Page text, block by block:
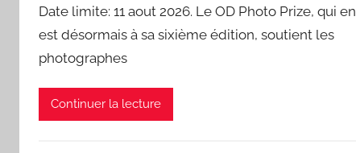
Date limite: 11 aout 2026. Le OD Photo Prize, qui en
est désormais à sa sixième édition, soutient les
photographes
Continuer la lecture